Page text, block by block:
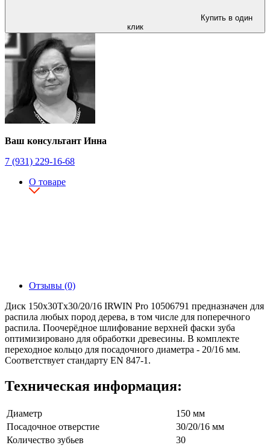
Купить в один
клик
Ваш консультант Инна
7 (931) 229-16-68
О товаре
Отзывы (0)
Диск 150x30Tх30/20/16 IRWIN Pro 10506791 предназначен для
распила любых пород дерева, в том числе для поперечного
распила. Поочерёдное шлифование верхней фаски зуба
оптимизировано для обработки древесины. В комплекте
переходное кольцо для посадочного диаметра - 20/16 мм.
Соответствует стандарту EN 847-1.
Техническая информация:
Диаметр
150 мм
Посадочное отверстие
30/20/16 мм
Количество зубьев
30